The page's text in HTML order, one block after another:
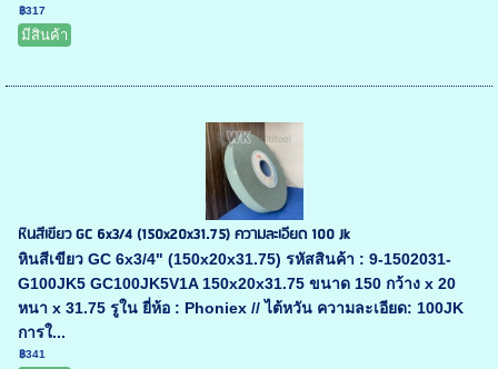
฿317
มีสินค้า
หินสีเขียว GC 6x3/4 (150x20x31.75) ความละเอียด 100 Jk
หินสีเขียว GC 6x3/4" (150x20x31.75) รหัสสินค้า : 9-1502031-
G100JK5 GC100JK5V1A 150x20x31.75 ขนาด 150 กว้าง x 20
หนา x 31.75 รูใน ยี่ห้อ : Phoniex // ไต้หวัน ความละเอียด: 100JK
การใ...
฿341